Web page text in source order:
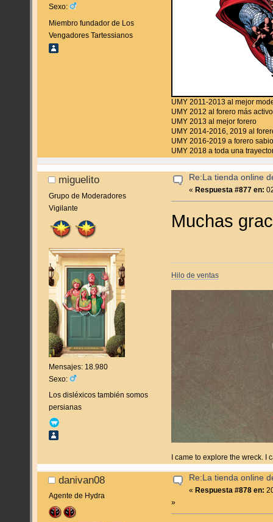
Sexo:
Miembro fundador de Los
Vengadores Tartessianos
UMY 2011-2013 al mejor
UMY 2012 al forero más activo
UMY 2013 al mejor forero
UMY 2014-2016, 2019 al
UMY 2016-2019 a forero
UMY 2018 a toda una
miguelito
Grupo de Moderadores
Vigilante
Mensajes: 18.980
Sexo:
Los disléxicos también somos
persianas
Re:La tienda online
«Respuesta #877 en:
Muchas
Hilo de ventas
I came to explore the wreck. I
danivan08
Agente de Hydra
Re:La tienda online
«Respuesta #878 en:
»